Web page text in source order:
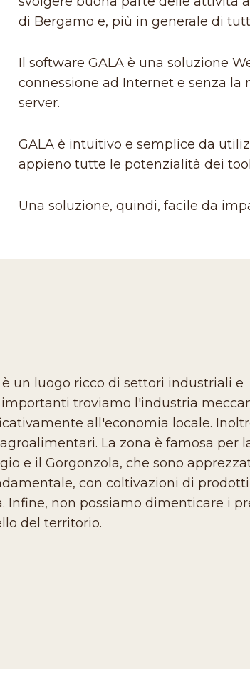
di Bergamo e, più in generale di
Il software GALA è una soluzione
connessione ad Internet e senza
server.
GALA è intuitivo e semplice da
appieno tutte le potenzialità dei
Una soluzione, quindi, facile da
un luogo ricco di settori industriali e
troviamo l'industria
all'economia locale.
La zona è famosa per
e il Gorgonzola, che sono
con coltivazioni di
Infine, non possiamo dimenticare i
del territorio.